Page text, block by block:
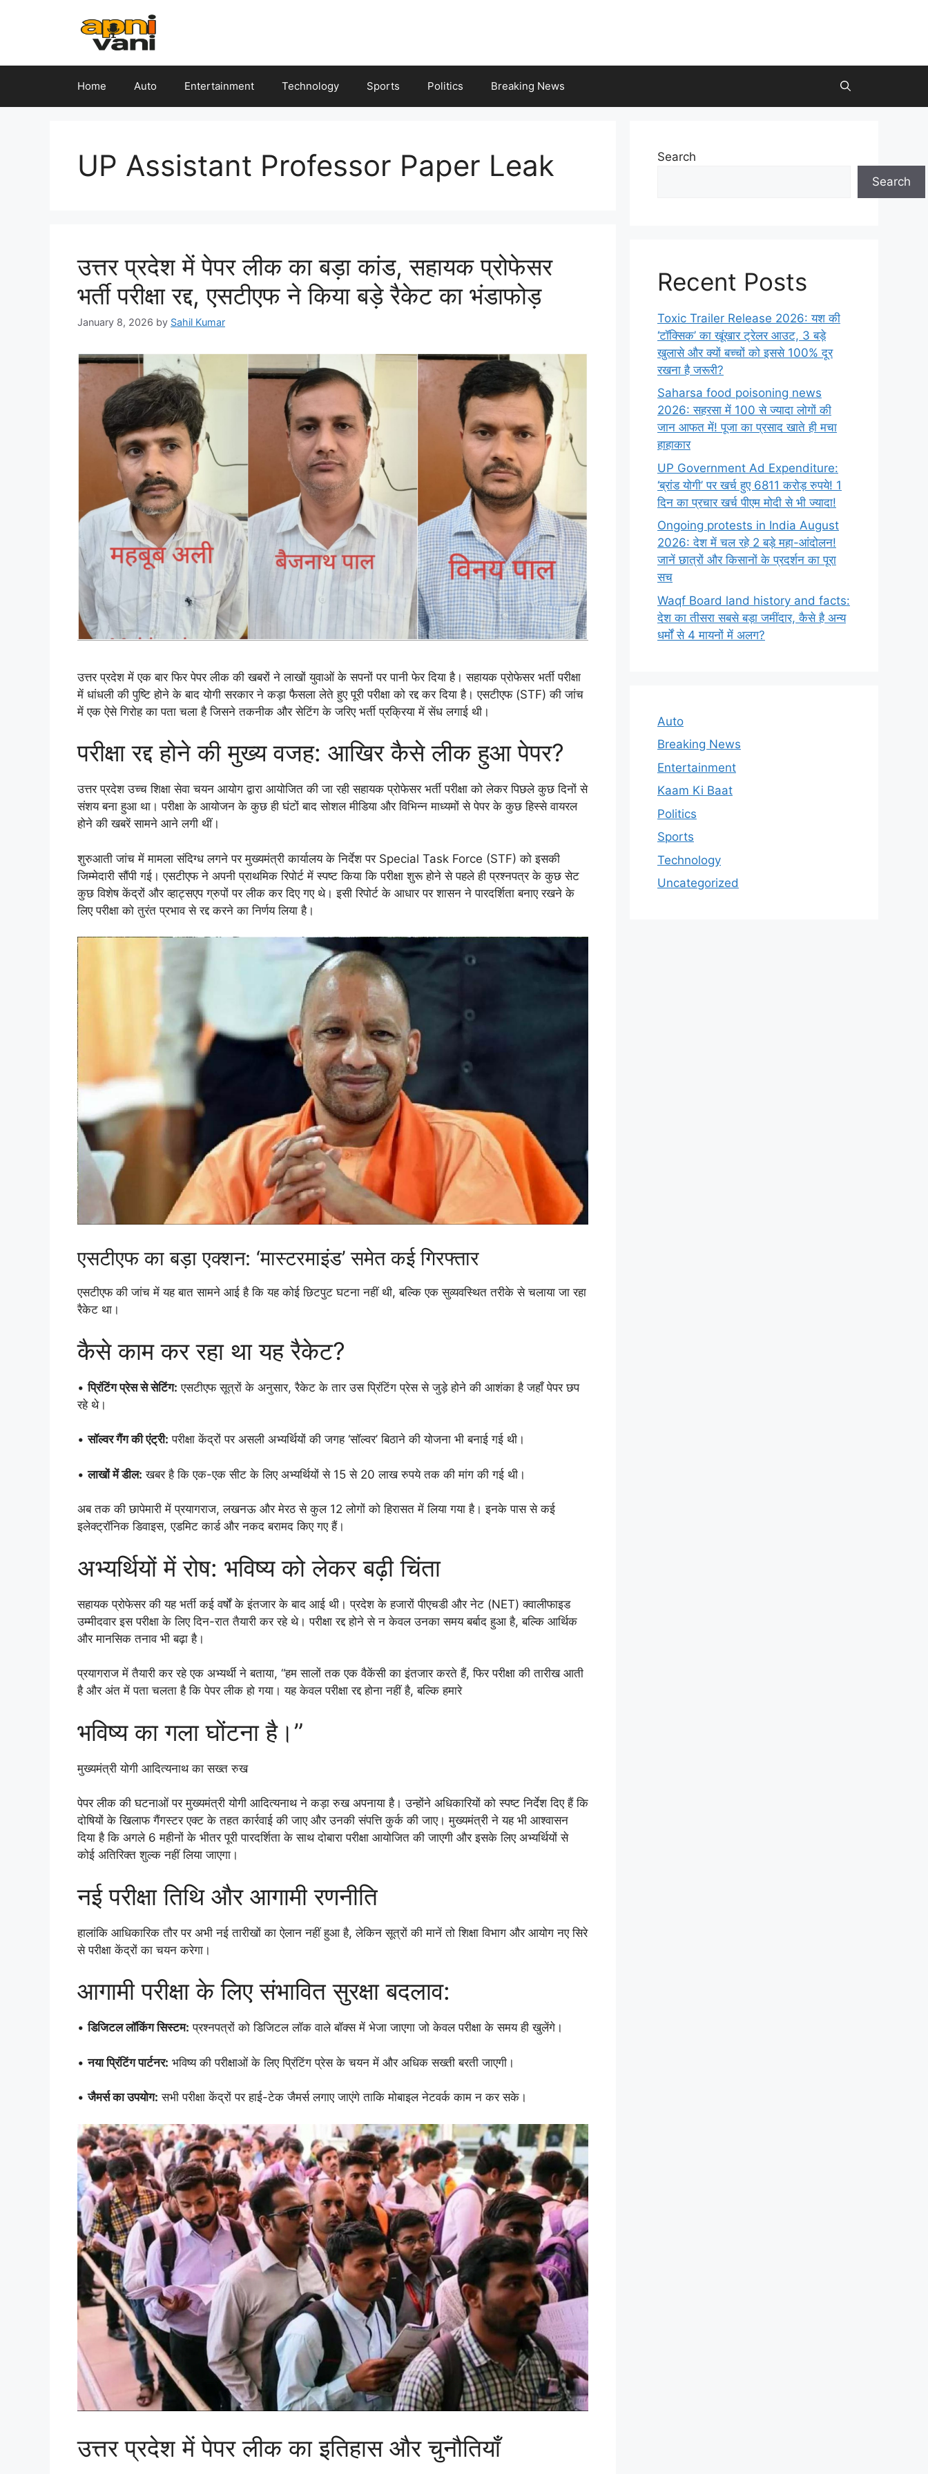
Home Auto Entertainment Technology Sports Politics Breaking News
UP Assistant Professor Paper Leak
उत्तर प्रदेश में पेपर लीक का बड़ा कांड, सहायक प्रोफेसर
भर्ती परीक्षा रद्द, एसटीएफ ने किया बड़े रैकेट का भंडाफोड़
January 8, 2026 by Sahil Kumar
उत्तर प्रदेश में एक बार फिर पेपर लीक की खबरों ने लाखों युवाओं के सपनों पर पानी फेर दिया है। सहायक प्रोफेसर भर्ती परीक्षा
में धांधली की पुष्टि होने के बाद योगी सरकार ने कड़ा फैसला लेते हुए पूरी परीक्षा को रद्द कर दिया है। एसटीएफ (STF) की जांच
में एक ऐसे गिरोह का पता चला है जिसने तकनीक और सेटिंग के जरिए भर्ती प्रक्रिया में सेंध लगाई थी।
परीक्षा रद्द होने की मुख्य वजह: आखिर कैसे लीक हुआ पेपर?
उत्तर प्रदेश उच्च शिक्षा सेवा चयन आयोग द्वारा आयोजित की जा रही सहायक प्रोफेसर भर्ती परीक्षा को लेकर पिछले कुछ दिनों से
संशय बना हुआ था। परीक्षा के आयोजन के कुछ ही घंटों बाद सोशल मीडिया और विभिन्न माध्यमों से पेपर के कुछ हिस्से वायरल
होने की खबरें सामने आने लगी थीं।
शुरुआती जांच में मामला संदिग्ध लगने पर मुख्यमंत्री कार्यालय के निर्देश पर Special Task Force (STF) को इसकी
जिम्मेदारी सौंपी गई। एसटीएफ ने अपनी प्राथमिक रिपोर्ट में स्पष्ट किया कि परीक्षा शुरू होने से पहले ही प्रश्नपत्र के कुछ सेट
कुछ विशेष केंद्रों और व्हाट्सएप ग्रुपों पर लीक कर दिए गए थे। इसी रिपोर्ट के आधार पर शासन ने पारदर्शिता बनाए रखने के
लिए परीक्षा को तुरंत प्रभाव से रद्द करने का निर्णय लिया है।
एसटीएफ का बड़ा एक्शन: ‘मास्टरमाइंड’ समेत कई गिरफ्तार
एसटीएफ की जांच में यह बात सामने आई है कि यह कोई छिटपुट घटना नहीं थी, बल्कि एक सुव्यवस्थित तरीके से चलाया जा रहा
रैकेट था।
कैसे काम कर रहा था यह रैकेट?
•प्रिंटिंग प्रेस से सेटिंग: एसटीएफ सूत्रों के अनुसार, रैकेट के तार उस प्रिंटिंग प्रेस से जुड़े होने की आशंका है जहाँ पेपर छप
रहे थे।
•सॉल्वर गैंग की एंट्री: परीक्षा केंद्रों पर असली अभ्यर्थियों की जगह ‘सॉल्वर’ बिठाने की योजना भी बनाई गई थी।
•लाखों में डील: खबर है कि एक-एक सीट के लिए अभ्यर्थियों से 15 से 20 लाख रुपये तक की मांग की गई थी।
अब तक की छापेमारी में प्रयागराज, लखनऊ और मेरठ से कुल 12 लोगों को हिरासत में लिया गया है। इनके पास से कई
इलेक्ट्रॉनिक डिवाइस, एडमिट कार्ड और नकद बरामद किए गए हैं।
अभ्यर्थियों में रोष: भविष्य को लेकर बढ़ी चिंता
सहायक प्रोफेसर की यह भर्ती कई वर्षों के इंतजार के बाद आई थी। प्रदेश के हजारों पीएचडी और नेट (NET) क्वालीफाइड
उम्मीदवार इस परीक्षा के लिए दिन-रात तैयारी कर रहे थे। परीक्षा रद्द होने से न केवल उनका समय बर्बाद हुआ है, बल्कि आर्थिक
और मानसिक तनाव भी बढ़ा है।
प्रयागराज में तैयारी कर रहे एक अभ्यर्थी ने बताया, “हम सालों तक एक वैकेंसी का इंतजार करते हैं, फिर परीक्षा की तारीख आती
है और अंत में पता चलता है कि पेपर लीक हो गया। यह केवल परीक्षा रद्द होना नहीं है, बल्कि हमारे
भविष्य का गला घोंटना है।”
मुख्यमंत्री योगी आदित्यनाथ का सख्त रुख
पेपर लीक की घटनाओं पर मुख्यमंत्री योगी आदित्यनाथ ने कड़ा रुख अपनाया है। उन्होंने अधिकारियों को स्पष्ट निर्देश दिए हैं कि
दोषियों के खिलाफ गैंगस्टर एक्ट के तहत कार्रवाई की जाए और उनकी संपत्ति कुर्क की जाए। मुख्यमंत्री ने यह भी आश्वासन
दिया है कि अगले 6 महीनों के भीतर पूरी पारदर्शिता के साथ दोबारा परीक्षा आयोजित की जाएगी और इसके लिए अभ्यर्थियों से
कोई अतिरिक्त शुल्क नहीं लिया जाएगा।
नई परीक्षा तिथि और आगामी रणनीति
हालांकि आधिकारिक तौर पर अभी नई तारीखों का ऐलान नहीं हुआ है, लेकिन सूत्रों की मानें तो शिक्षा विभाग और आयोग नए सिरे
से परीक्षा केंद्रों का चयन करेगा।
आगामी परीक्षा के लिए संभावित सुरक्षा बदलाव:
•डिजिटल लॉकिंग सिस्टम: प्रश्नपत्रों को डिजिटल लॉक वाले बॉक्स में भेजा जाएगा जो केवल परीक्षा के समय ही खुलेंगे।
•नया प्रिंटिंग पार्टनर: भविष्य की परीक्षाओं के लिए प्रिंटिंग प्रेस के चयन में और अधिक सख्ती बरती जाएगी।
•जैमर्स का उपयोग: सभी परीक्षा केंद्रों पर हाई-टेक जैमर्स लगाए जाएंगे ताकि मोबाइल नेटवर्क काम न कर सके।
उत्तर प्रदेश में पेपर लीक का इतिहास और चुनौतियाँ
Search
Search
Recent Posts
Toxic Trailer Release 2026: यश की
‘टॉक्सिक’ का खूंखार ट्रेलर आउट, 3 बड़े
खुलासे और क्यों बच्चों को इससे 100% दूर
रखना है जरूरी?
Saharsa food poisoning news
2026: सहरसा में 100 से ज्यादा लोगों की
जान आफत में! पूजा का प्रसाद खाते ही मचा
हाहाकार
UP Government Ad Expenditure:
‘ब्रांड योगी’ पर खर्च हुए 6811 करोड़ रुपये! 1
दिन का प्रचार खर्च पीएम मोदी से भी ज्यादा!
Ongoing protests in India August
2026: देश में चल रहे 2 बड़े महा-आंदोलन!
जानें छात्रों और किसानों के प्रदर्शन का पूरा
सच
Waqf Board land history and facts:
देश का तीसरा सबसे बड़ा जमींदार, कैसे है अन्य
धर्मों से 4 मायनों में अलग?
Auto
Breaking News
Entertainment
Kaam Ki Baat
Politics
Sports
Technology
Uncategorized